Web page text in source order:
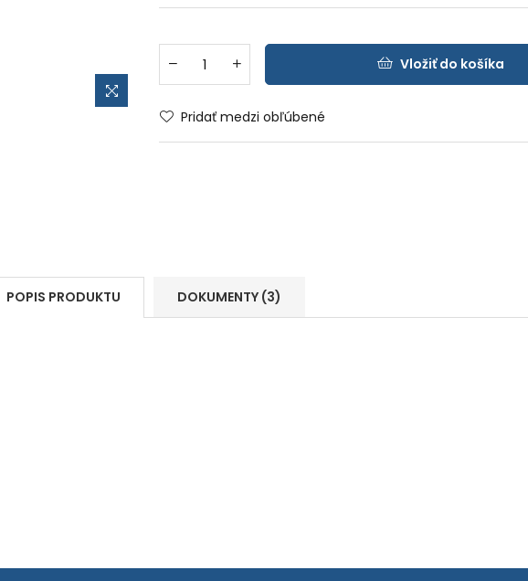
Vložiť do košíka
Pridať medzi obľúbené
POPIS PRODUKTU DOKUMENTY (3)